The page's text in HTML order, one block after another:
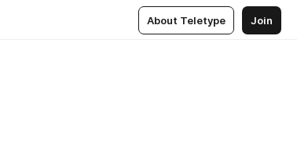
About Teletype Join